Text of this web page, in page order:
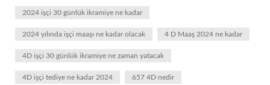
2024 işçi 30 günlük ikramiye ne kadar
2024 yılında işçi maaşı ne kadar olacak 4 D Maaş 2024 ne kadar
4D işçi 30 günlük ikramiye ne zaman yatacak
4D işçi tediye ne kadar 2024 657 4D nedir